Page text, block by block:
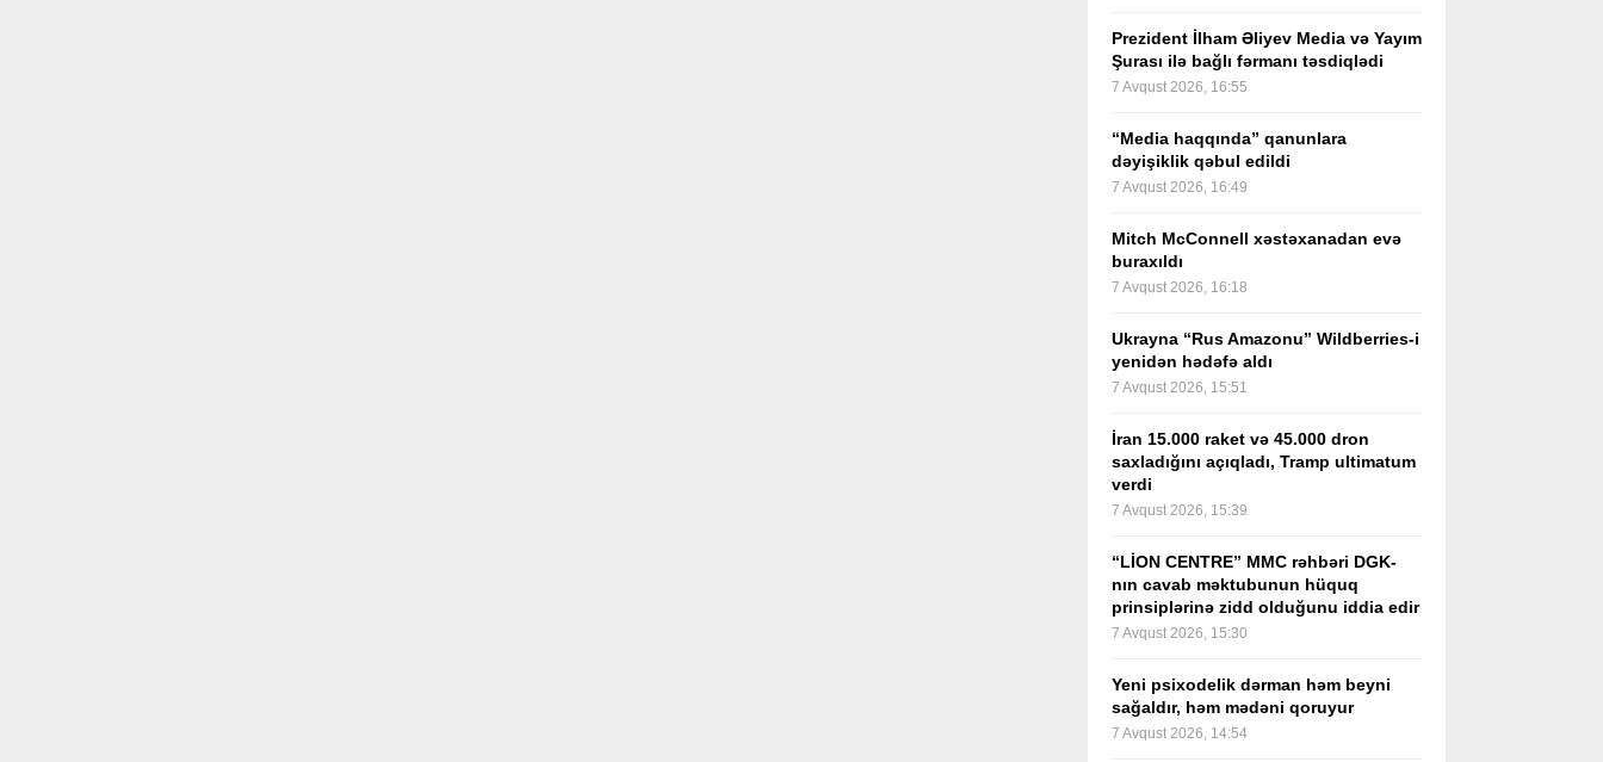
Prezident İlham Əliyev Media və Yayım
Şurası ilə bağlı fərmanı təsdiqlədi
7 Avqust 2026, 16:55
“Media haqqında” qanunlara
dəyişiklik qəbul edildi
7 Avqust 2026, 16:49
Mitch McConnell xəstəxanadan evə
buraxıldı
7 Avqust 2026, 16:18
Ukrayna “Rus Amazonu” Wildberries-i
yenidən hədəfə aldı
7 Avqust 2026, 15:51
İran 15.000 raket və 45.000 dron
saxladığını açıqladı, Tramp ultimatum
verdi
7 Avqust 2026, 15:39
“LİON CENTRE” MMC rəhbəri DGK-
nın cavab məktubunun hüquq
prinsiplərinə zidd olduğunu iddia edir
7 Avqust 2026, 15:30
Yeni psixodelik dərman həm beyni
sağaldır, həm mədəni qoruyur
7 Avqust 2026, 14:54